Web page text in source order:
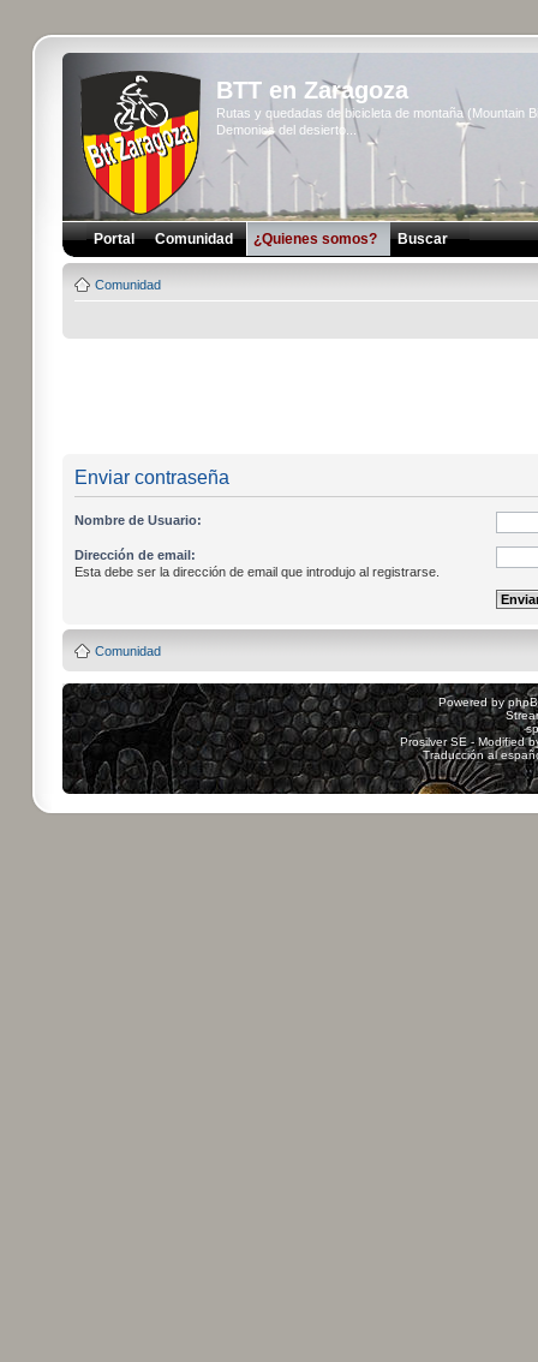
BTT en Zaragoza
Rutas y quedadas de bicicleta de montaña (Mountain
Demonios del desierto...
Portal Comunidad ¿Quienes somos? Buscar
Comunidad
Enviar contraseña
Nombre de Usuario:
Dirección de email:
Esta debe ser la dirección de email que introdujo al registrarse.
Comunidad
Powered by
Prosilver SE - Modified
Traducción al